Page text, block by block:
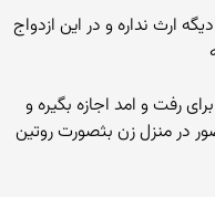
ارث نداره و در این ازدواج
رفت و امد اجازه بگیره و
در منزل زن بثصورت روتین